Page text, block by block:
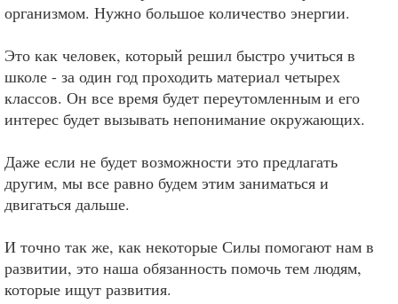
организмом. Нужно большое количество энергии.
Это как человек, который решил быстро учиться в
школе - за один год проходить материал четырех
классов. Он все время будет переутомленным и его
интерес будет вызывать непонимание окружающих.
Даже если не будет возможности это предлагать
другим, мы все равно будем этим заниматься и
двигаться дальше.
И точно так же, как некоторые Силы помогают нам в
развитии, это наша обязанность помочь тем людям,
которые ищут развития.